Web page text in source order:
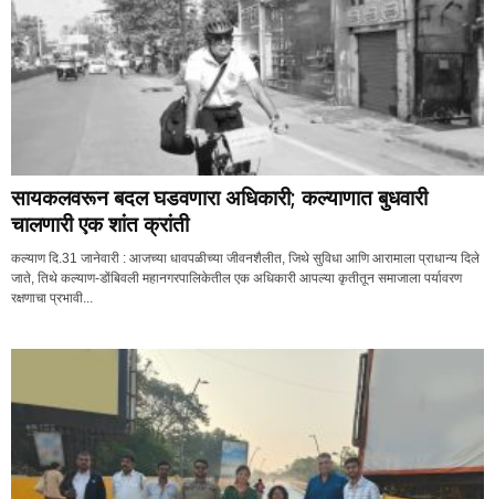
सायकलवरून बदल घडवणारा अधिकारी; कल्याणात बुधवारी
चालणारी एक शांत क्रांती
कल्याण दि.31 जानेवारी : आजच्या धावपळीच्या जीवनशैलीत, जिथे सुविधा आणि आरामाला प्राधान्य दिले
जाते, तिथे कल्याण-डोंबिवली महानगरपालिकेतील एक अधिकारी आपल्या कृतीतून समाजाला पर्यावरण
रक्षणाचा प्रभावी...